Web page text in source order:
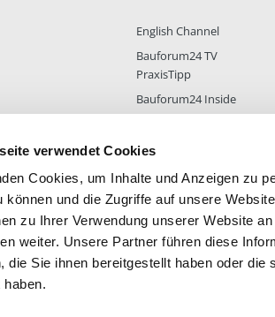
verwendet Cookies
Cookies, um Inhalte und Anzeigen zu
können und die Zugriffe auf unsere
zu Ihrer Verwendung unserer Website
weiter. Unsere Partner führen diese
die Sie ihnen bereitgestellt haben oder
English Channel
Bauforum24 TV
PraxisTipp
Bauforum24 Inside
MITGLIEDER38.432